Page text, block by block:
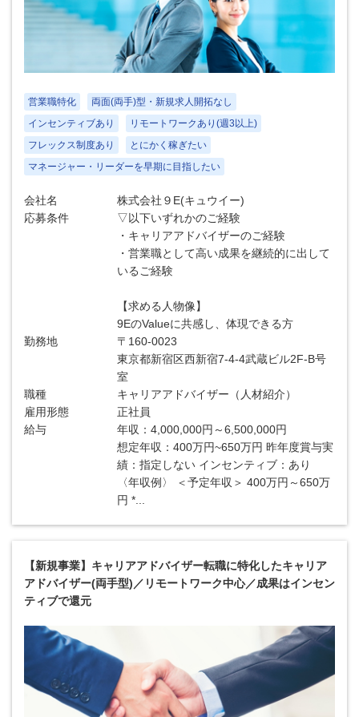
営業職特化
両面(両手)型・新規求人開拓なし
インセンティブあり
リモートワークあり(週3以上)
フレックス制度あり
とにかく稼ぎたい
マネージャー・リーダーを早期に目指したい
会社名
株式会社９E(キュウイー)
応募条件
▽以下いずれかのご経験
・キャリアアドバイザーのご経験
・営業職として高い成果を継続的に出して
いるご経験
【求める人物像】
9EのValueに共感し、体現できる方
勤務地
〒160-0023
東京都新宿区西新宿7-4-4武蔵ビル2F-B号
室
職種
キャリアアドバイザー（人材紹介）
雇用形態
正社員
給与
年収：4,000,000円～6,500,000円
想定年収：400万円~650万円 昨年度賞与実
績：指定しない インセンティブ：あり
〈年収例〉 ＜予定年収＞ 400万円～650万
円 *...
【新規事業】キャリアアドバイザー転職に特化したキャリア
アドバイザー(両手型)／リモートワーク中心／成果はインセン
ティブで還元